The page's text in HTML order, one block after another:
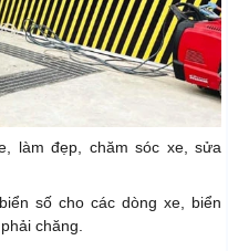
làm đẹp, chăm sóc xe, sửa
số cho các dòng xe, biển
chăng.